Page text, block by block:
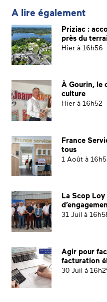
A lire également
Priziac :
près du
Hier à 16h56
À Gourin, le
culture
Hier à 16h52
France
tous
1 Août à
La Scop
31 Juil à
Agir pour
facturation
30 Juil à